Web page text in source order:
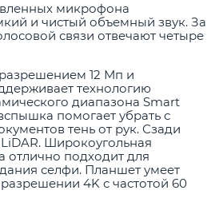
микрофона
и чистый объемный звук. За
связи отвечают четыре
12 Мп и
технологию
диапазона Smart
помогает убрать с
тень от рук. Сзади
Широкоугольная
отлично подходит для
селфи. Планшет умеет
4K с частотой 60